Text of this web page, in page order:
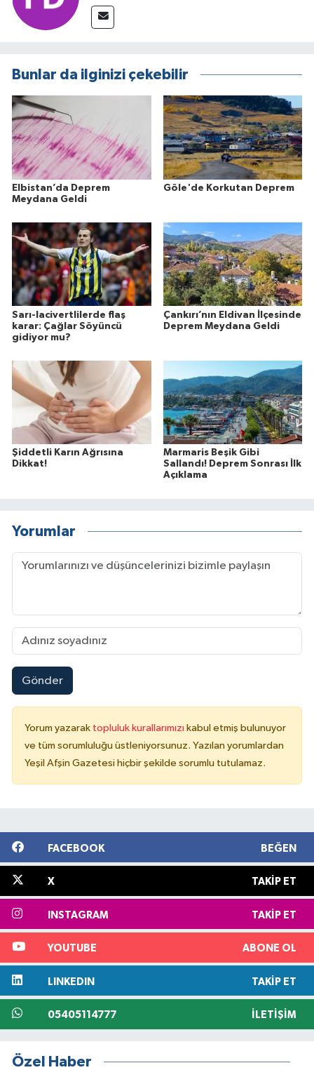
Bunlar da ilginizi çekebilir
Elbistan’da Deprem
Meydana Geldi
Göle'de Korkutan Deprem
Sarı-lacivertlilerde flaş
karar: Çağlar Söyüncü
gidiyor mu?
Çankırı’nın Eldivan İlçesinde
Deprem Meydana Geldi
Şiddetli Karın Ağrısına
Dikkat!
Marmaris Beşik Gibi
Sallandı! Deprem Sonrası İlk
Açıklama
Yorumlar
Gönder
Yorum yazarak topluluk kurallarımızı kabul etmiş bulunuyor
ve tüm sorumluluğu üstleniyorsunuz. Yazılan yorumlardan
Yeşil Afşin Gazetesi hiçbir şekilde sorumlu tutulamaz.
FACEBOOK BEĞEN
X TAKIP ET
INSTAGRAM TAKIP ET
YOUTUBE ABONE OL
LINKEDIN TAKIP ET
05405114777 İLETIŞIM
Özel Haber